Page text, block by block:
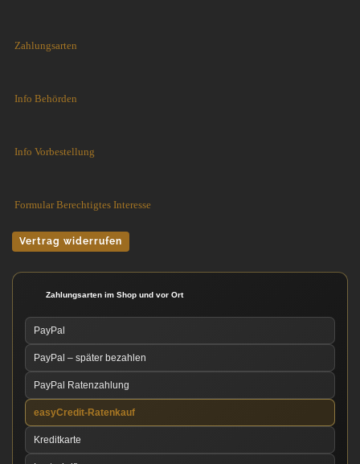
Zahlungsarten
Info Behörden
Info Vorbestellung
Formular Berechtigtes Interesse
Vertrag widerrufen
Zahlungsarten im Shop und vor Ort
PayPal
PayPal – später bezahlen
PayPal Ratenzahlung
easyCredit-Ratenkauf
Kreditkarte